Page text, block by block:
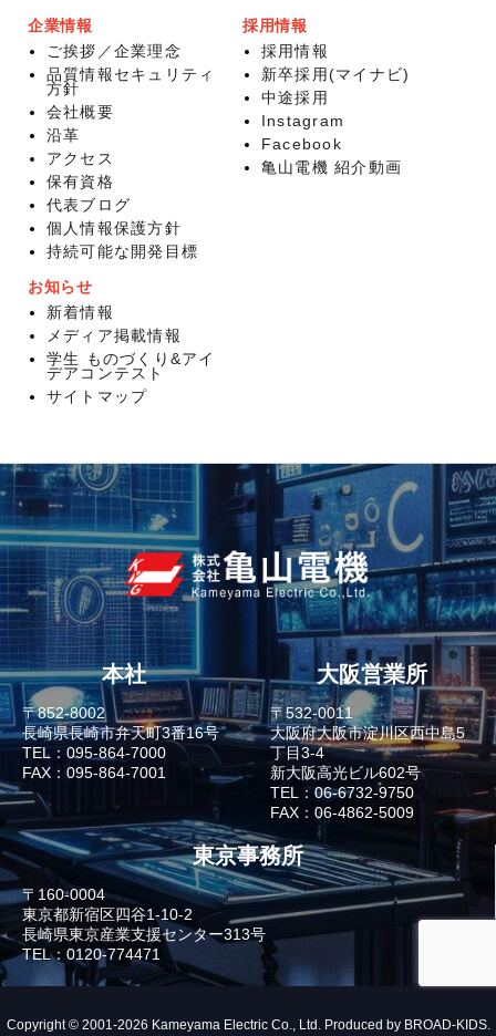
企業情報
ご挨拶／企業理念
品質情報セキュリティ
方針
会社概要
沿革
アクセス
保有資格
代表ブログ
個人情報保護方針
持続可能な開発目標
採用情報
採用情報
新卒採用(マイナビ)
中途採用
Instagram
Facebook
亀山電機 紹介動画
お知らせ
新着情報
メディア掲載情報
学生 ものづくり&アイ
デアコンテスト
サイトマップ
本社
〒852-8002
長崎県長崎市弁天町3番16号
TEL：095-864-7000
FAX：095-864-7001
大阪営業所
〒532-0011
大阪府大阪市淀川区西中島5
丁目3-4
新大阪高光ビル602号
TEL：06-6732-9750
FAX：06-4862-5009
東京事務所
〒160-0004
東京都新宿区四谷1-10-2
長崎県東京産業支援センター313号
TEL：0120-774471
Copyright © 2001-2026 Kameyama Electric Co., Ltd. Produced by BROAD-KIDS.